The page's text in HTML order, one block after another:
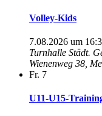
Volley-Kids
7.08.2026 um
Turnhalle Städt.
Wienenweg 38,
Fr. 7
U11-U15-